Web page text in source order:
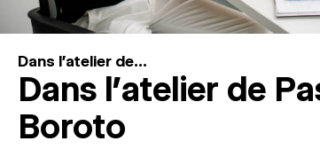
Dans l'atelier de...
Dans l’atelier de
Boroto